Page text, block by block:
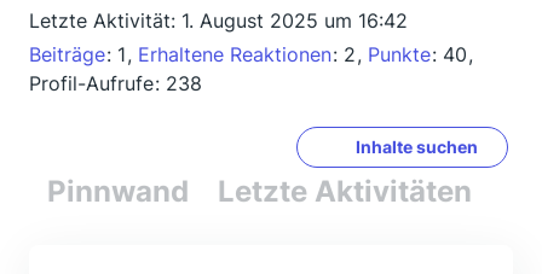
Letzte Aktivität: 1. August 2025 um 16:42
Beiträge 1 Erhaltene Reaktionen 2 Punkte 40
Profil-Aufrufe 238
Inhalte suchen
Pinnwand Letzte Aktivitäten